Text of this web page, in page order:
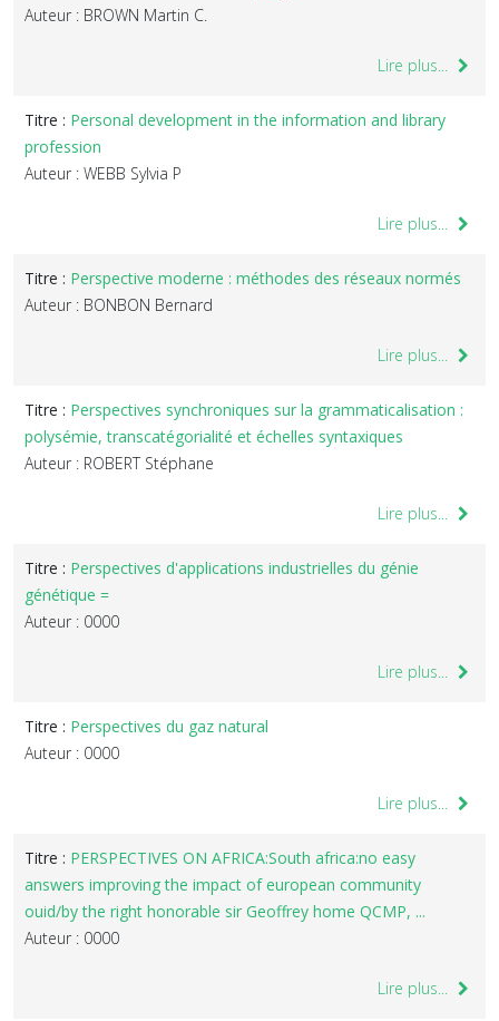
Auteur : BROWN Martin C.
Lire plus...
Titre : Personal development in the information and library
profession
Auteur : WEBB Sylvia P
Lire plus...
Titre : Perspective moderne : méthodes des réseaux normés
Auteur : BONBON Bernard
Lire plus...
Titre : Perspectives synchroniques sur la grammaticalisation :
polysémie, transcatégorialité et échelles syntaxiques
Auteur : ROBERT Stéphane
Lire plus...
Titre : Perspectives d'applications industrielles du génie
génétique =
Auteur : 0000
Lire plus...
Titre : Perspectives du gaz natural
Auteur : 0000
Lire plus...
Titre : PERSPECTIVES ON AFRICA:South africa:no easy
answers improving the impact of european community
ouid/by the right honorable sir Geoffrey home QCMP, ...
Auteur : 0000
Lire plus...